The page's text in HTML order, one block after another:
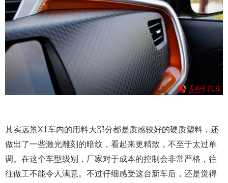
其实远景X1车内的用料大部分都是质感较好的硬质塑料，还
做出了一些激光雕刻的暗纹，看起来更精致，不至于太过单
调。在这个车型级别，厂家对于成本的控制会非常严格，往
往做工不能令人满意。不过仔细感受这台新车后，还是觉得